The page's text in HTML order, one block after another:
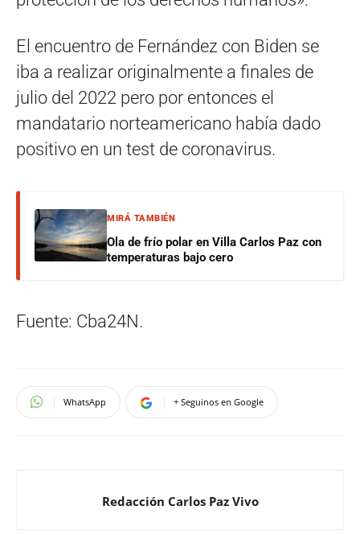
El encuentro de Fernández con Biden se
iba a realizar originalmente a finales de
julio del 2022 pero por entonces el
mandatario norteamericano había dado
positivo en un test de coronavirus.
MIRÁ TAMBIÉN
Ola de frío polar en Villa Carlos Paz con
temperaturas bajo cero
Fuente: Cba24N.
WhatsApp + Seguinos en Google
Redacción Carlos Paz Vivo